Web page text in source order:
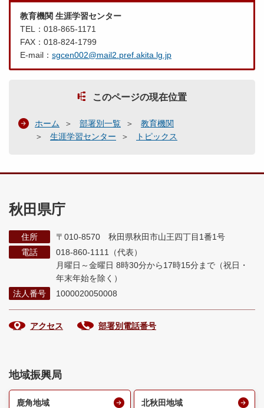
教育機関 生涯学習センター
TEL：018-865-1171
FAX：018-824-1799
E-mail： sgcen002@mail2.pref.akita.lg.jp
このページの現在位置
ホーム 部署別一覧
教育機関
生涯学習センター
トピックス
秋田県庁
住所
〒010-8570 秋田県秋田市山王四丁目1番1号
電話
018-860-1111（代表）
月曜日～金曜日 8時30分から17時15分まで （祝日・
年末年始を除く）
法人番号
1000020050008
アクセス 部署別電話番号
地域振興局
鹿角地域 北秋田地域